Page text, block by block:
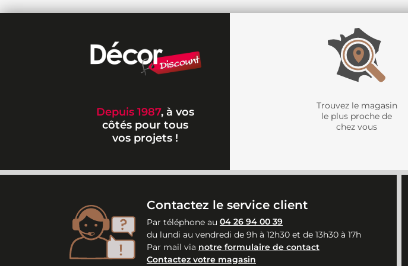
Depuis 1987, à vos
côtés pour tous
vos projets !
Trouvez le magasin
le plus proche de
chez vous
Contactez le service client
Par téléphone au 04 26 94 00 39
du lundi au vendredi de 9h à 12h30 et de 13h30 à 17h
Par mail via notre formulaire de contact
Contactez votre magasin